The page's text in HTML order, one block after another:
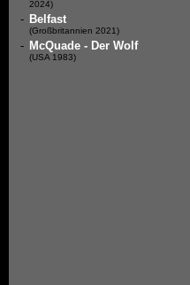
2024)
- Belfast
(Großbritannien 2021)
- McQuade - Der Wolf
(USA 1983)